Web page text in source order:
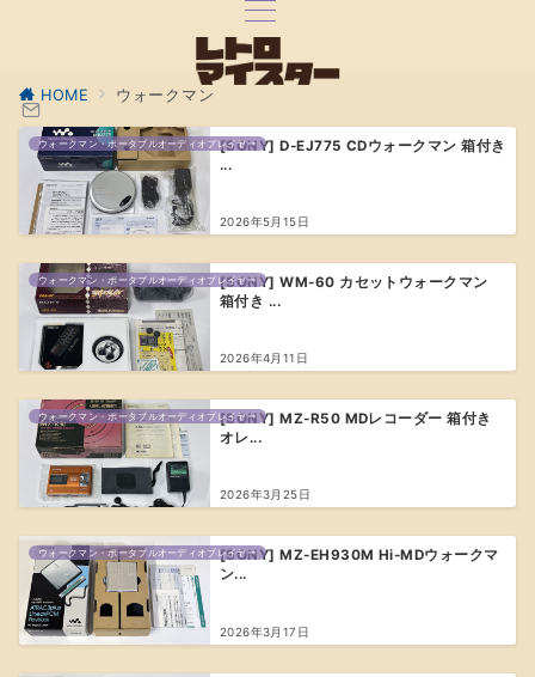
HOME ウォークマン
ウォークマン・ポータブルオーディオプレイヤー[SONY] D-EJ775 CDウォークマン 箱付き
...
2026年5月15日
ウォークマン・ポータブルオーディオプレイヤー[SONY] WM-60 カセットウォークマン
箱付き ...
2026年4月11日
ウォークマン・ポータブルオーディオプレイヤー[SONY] MZ-R50 MDレコーダー 箱付き
オレ...
2026年3月25日
ウォークマン・ポータブルオーディオプレイヤー[SONY] MZ-EH930M Hi-MDウォークマ
ン...
2026年3月17日